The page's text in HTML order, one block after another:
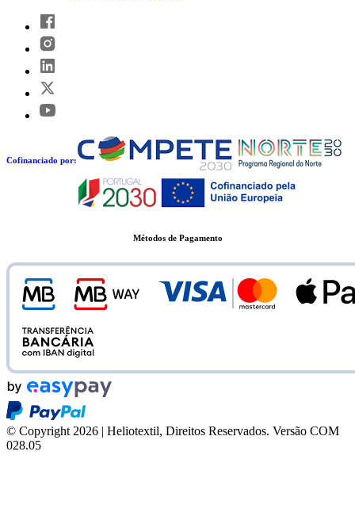
Cofinanciado por:
Métodos de Pagamento
© Copyright 2026 | Heliotextil, Direitos Reservados. Versão COM
028.05